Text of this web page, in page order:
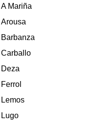
A Mariña
Arousa
Barbanza
Carballo
Deza
Ferrol
Lemos
Lugo